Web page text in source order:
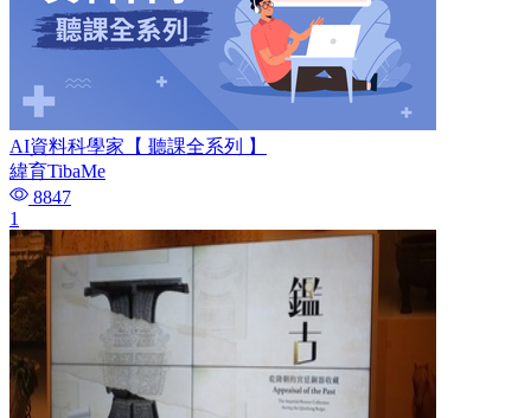
AI資料科學家【 聽課全系列 】
緯育TibaMe
8847
1